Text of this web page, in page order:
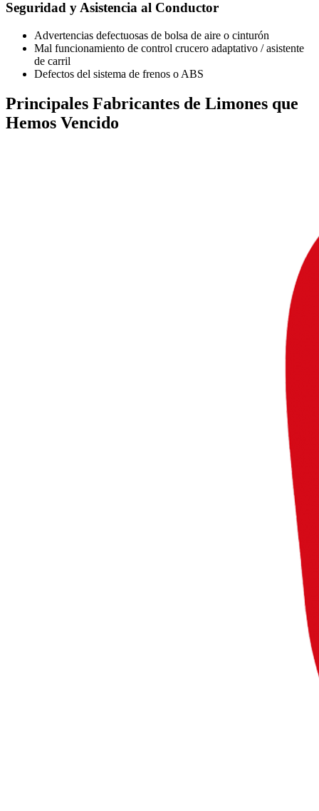
Seguridad y Asistencia al Conductor
Advertencias defectuosas de bolsa de aire o cinturón
Mal funcionamiento de control crucero adaptativo / asistente
de carril
Defectos del sistema de frenos o ABS
Principales Fabricantes de Limones que
Hemos Vencido